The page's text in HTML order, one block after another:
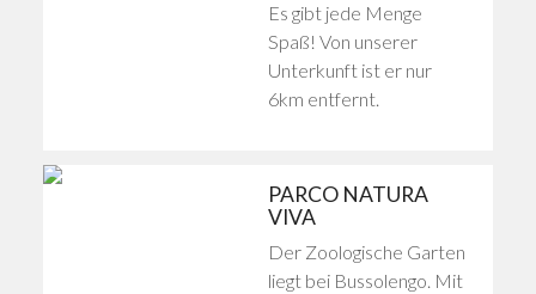
Es gibt jede Menge
Spaß! Von unserer
Unterkunft ist er nur
6km entfernt.
PARCO NATURA
VIVA
Der Zoologische Garten
liegt bei Bussolengo. Mit